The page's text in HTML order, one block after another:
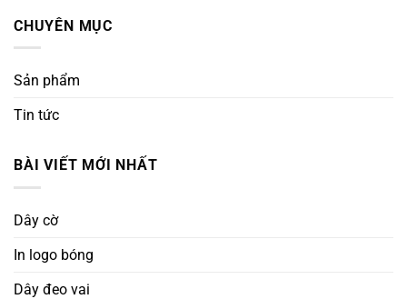
CHUYÊN MỤC
Sản phẩm
Tin tức
BÀI VIẾT MỚI NHẤT
Dây cờ
In logo bóng
Dây đeo vai